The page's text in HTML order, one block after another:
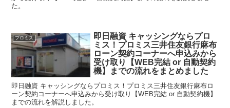
た。
プロミス
即日融資 キャッシングならプロ
ミス！プロミス三井住友銀行麻布
ローン契約コーナーへ申込みから
受け取り【WEB完結 or 自動契約
機】までの流れをまとめました
即日融資 キャッシングならプロミス！プロミス三井住友銀行麻布ロ
ーン契約コーナーへ申込みから受け取り【WEB完結 or 自動契約機】
までの流れを解説しました。